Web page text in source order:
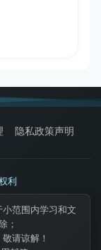
隐私政策声明
利
范围内学习和文
；
请谅解！